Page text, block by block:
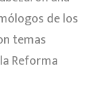
de los
temas
Reforma